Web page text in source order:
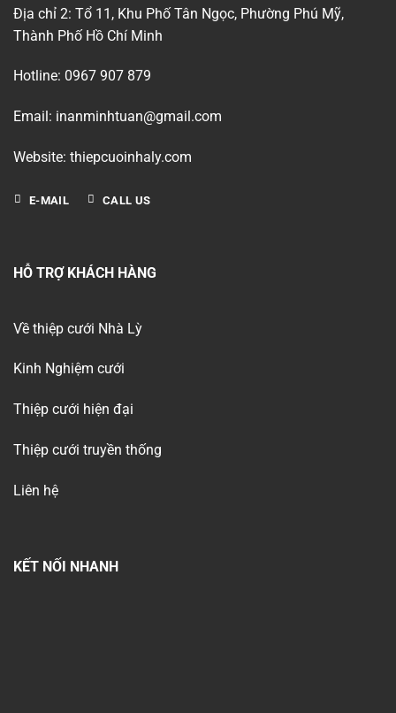
Địa chỉ 2: Tổ 11, Khu Phố Tân Ngọc, Phường Phú Mỹ,
Thành Phố Hồ Chí Minh
Hotline: 0967 907 879
Email: inanminhtuan@gmail.com
Website: thiepcuoinhaly.com
E-MAIL CALL US
HỖ TRỢ KHÁCH HÀNG
Về thiệp cưới Nhà Lỳ
Kinh Nghiệm cưới
Thiệp cưới hiện đại
Thiệp cưới truyền thống
Liên hệ
KẾT NỐI NHANH